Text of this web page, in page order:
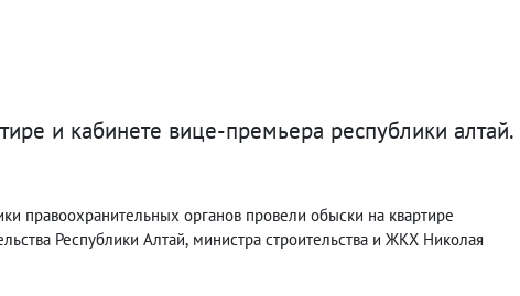
и кабинете вице-премьера республики алтай.
правоохранительных органов провели обыски на квартире
Республики Алтай, министра строительства и ЖКХ Николая